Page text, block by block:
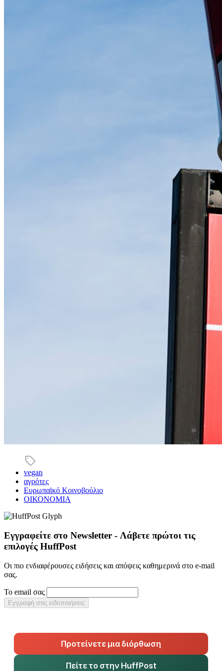
vegan
αγρότες
Ευρωπαϊκό Κοινοβούλιο
ΟΙΚΟΝΟΜΙΑ
Εγγραφείτε στο Newsletter - Λάβετε πρώτοι τις
επιλογές HuffPost
Οι πιο ενδιαφέρουσες ειδήσεις και απόψεις καθημερινά στο e-mail
σας.
Το email σας
Εγγραφή στις ειδοποιήσεις
Προτείνετε μια διόρθωση
Πείτε το στην HuffPost